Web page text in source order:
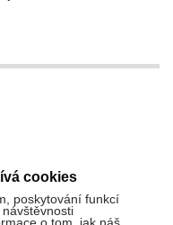
cookies
poskytování funkcí